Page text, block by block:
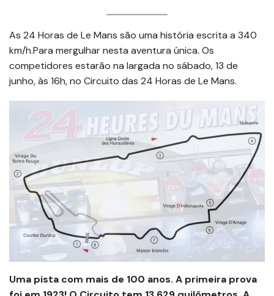
As 24 Horas de Le Mans são uma história escrita a 340
km/h.Para mergulhar nesta aventura única. Os
competidores estarão na largada no sábado, 13 de
junho, às 16h, no Circuito das 24 Horas de Le Mans.
Uma pista com mais de 100 anos. A primeira prova